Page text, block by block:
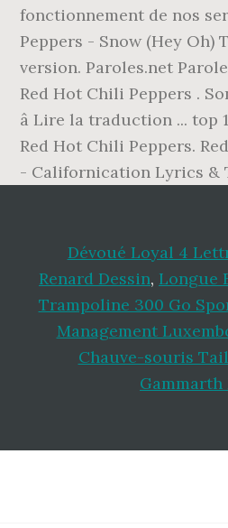
fonctionnement de nos
Peppers - Snow (Hey Oh)
version. Paroles.net
Red Hot Chili Peppers .
â Lire la traduction ...
Red Hot Chili Peppers.
- Californication Lyrics &
Dévoué Loyal 4
Renard Dessin, Longue
Trampoline 300 Go
Management
Chauve-souris
Gammarth